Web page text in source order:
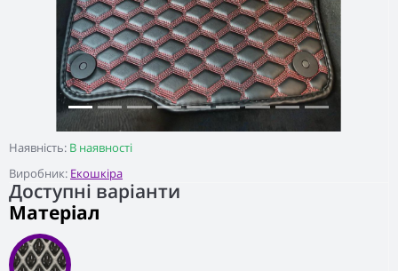
Наявність: В наявності
Виробник: Екошкіра
Доступні варіанти
Матеріал